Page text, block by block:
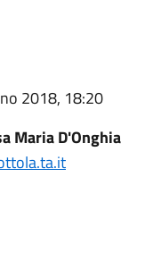
2018, 18:20
Maria D'Onghia